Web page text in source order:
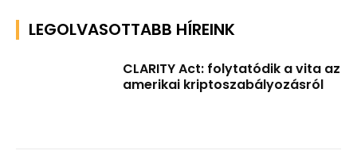
LEGOLVASOTTABB HÍREINK
CLARITY Act: folytatódik a vita az
amerikai kriptoszabályozásról